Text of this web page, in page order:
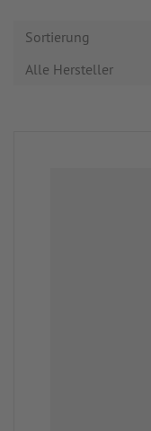
Sortierung
Alle Hersteller